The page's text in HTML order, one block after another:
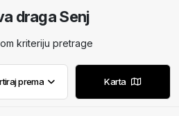
draga Senj
kriteriju pretrage
Ukloni filtere
prema Karta